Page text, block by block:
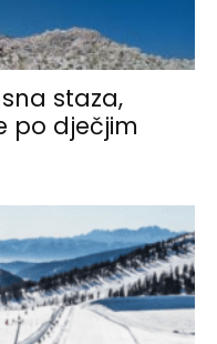
staza,
po dječjim